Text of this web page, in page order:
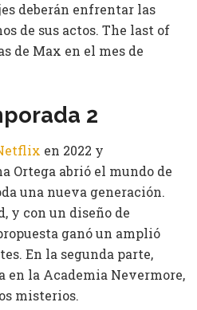
deberán enfrentar las
de sus actos. The last of
de Max en el mes de
2
en 2022 y
Ortega abrió el mundo de
una nueva generación.
y con un diseño de
ganó un amplió
En la segunda parte,
en la Academia Nevermore,
misterios.